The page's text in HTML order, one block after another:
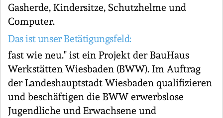
Gasherde, Kindersitze, Schutzhelme und
Computer.
Das ist unser Betätigungsfeld:
fast wie neu." ist ein Projekt der BauHaus
Werkstätten Wiesbaden (BWW). Im Auftrag
der Landeshauptstadt Wiesbaden qualifizieren
und beschäftigen die BWW erwerbslose
Jugendliche und Erwachsene und